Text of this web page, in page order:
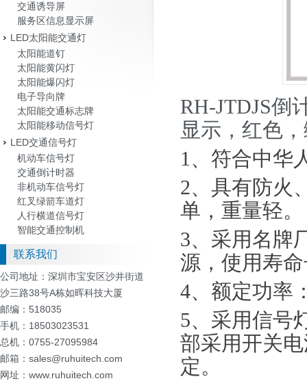
RH-JTDJS倒
显示，红色
1、 符合中华
2、 具有防火
单，重量轻。
3、 采用名牌
源，使用寿
4、 额定功率
5、 采用信号
部采用开关
定。
交通诱导屏
服务区信息显示屏
LED太阳能交通灯
太阳能道钉
太阳能黄闪灯
太阳能爆闪灯
电子导向牌
太阳能交通标志牌
太阳能移动信号灯
LED交通信号灯
机动车信号灯
交通倒计时器
非机动车信号灯
红叉绿箭车道灯
人行横道信号灯
智能交通控制机
联系我们
公司地址：深圳市宝安区沙井街道
沙三路38号A栋如晖科技大厦
邮编：518035
手机：18503023531
总机： 0755-27095984
邮箱：sales@ruhuitech.com
网址：www.ruhuitech.com